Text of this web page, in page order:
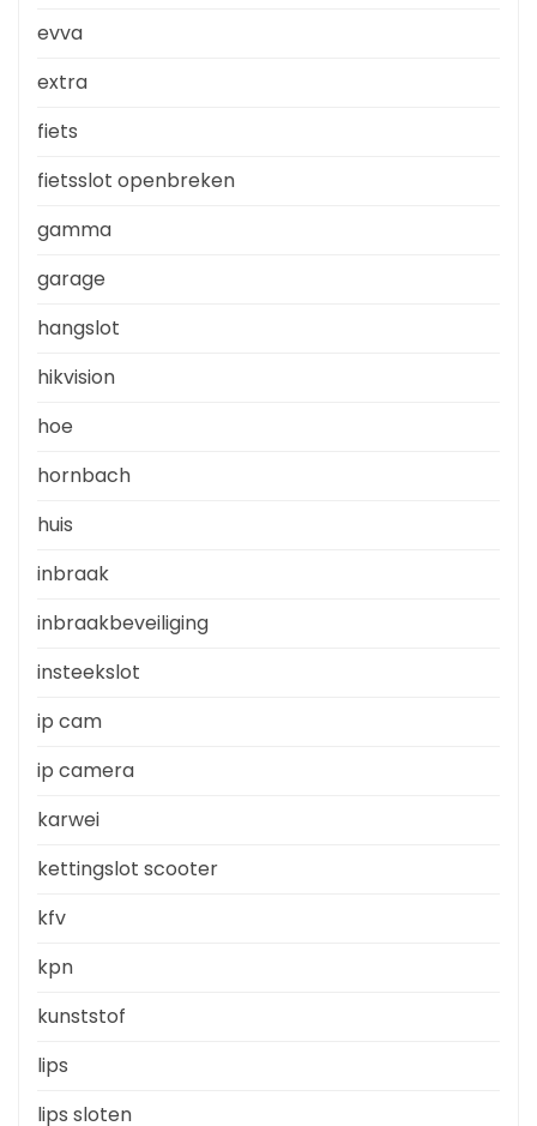
evva
extra
fiets
fietsslot openbreken
gamma
garage
hangslot
hikvision
hoe
hornbach
huis
inbraak
inbraakbeveiliging
insteekslot
ip cam
ip camera
karwei
kettingslot scooter
kfv
kpn
kunststof
lips
lips sloten